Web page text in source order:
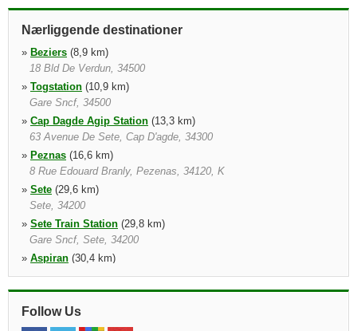
Nærliggende destinationer
» Beziers (8,9 km)
18 Bld De Verdun, 34500
» Togstation (10,9 km)
Gare Sncf, 34500
» Cap Dagde Agip Station (13,3 km)
63 Avenue De Sete, Cap D'agde, 34300
» Peznas (16,6 km)
8 Rue Edouard Branly, Pezenas, 34120, K
» Sete (29,6 km)
Sete, 34200
» Sete Train Station (29,8 km)
Gare Sncf, Sete, 34200
» Aspiran (30,4 km)
Les Fondudes, Aspiran, 34800
»Narbonne Train Station(31,4 km)
Gare Sncf, Narbonne, 11100
Follow Us